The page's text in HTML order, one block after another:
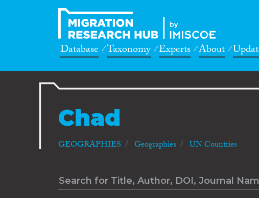
Database Taxonomy Experts About
Chad
GEOGRAPHIES Geographies UN Countries